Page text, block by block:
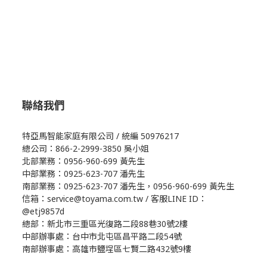
聯絡我們
特亞馬智能家庭有限公司 / 統編 50976217
總公司：866-2-2999-3850 吳小姐
北部業務：0956-960-699 黃先生
中部業務：0925-623-707 潘先生
南部業務：0925-623-707 潘先生，0956-960-699 黃先生
信箱：service@toyama.com.tw / 客服LINE ID：
@etj9857d
總部：新北市三重區光復路二段88巷30號2樓
中部辦事處：台中市北屯區昌平路二段54號
南部辦事處：高雄市鹽埕區七賢二路432號9樓